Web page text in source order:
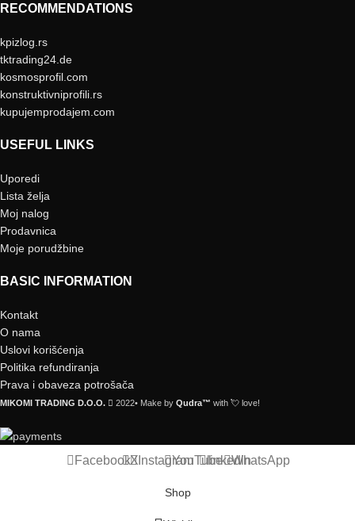
RECOMMENDATIONS
kpizlog.rs
tktrading24.de
kosmosprofil.com
konstruktivniprofili.rs
kupujemprodajem.com
USEFUL LINKS
Uporedi
Lista želja
Moj nalog
Prodavnica
Moje porudžbine
BASIC INFORMATION
Kontakt
O nama
Uslovi korišćenja
Politika refundiranja
Prava i obaveza potrošača
MIKOMI TRADING D.O.O. 2022• Make by Qudra™ with 💘 love!
FacebookX InstagramYouTubelinkedinWhatsApp
Shop